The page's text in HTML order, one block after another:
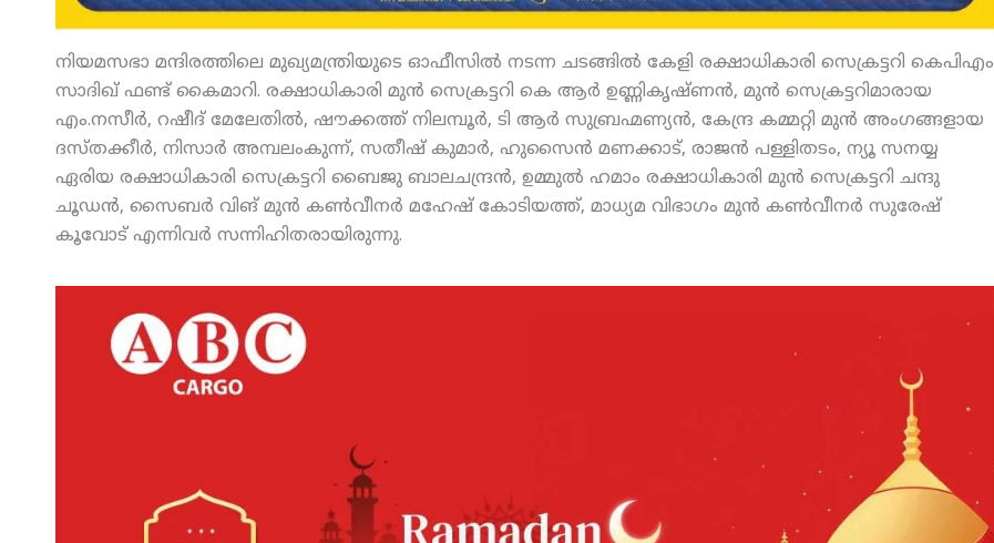
നിയമസഭാ മന്ദിരത്തിലെ മുഖ്യമന്ത്രിയുടെ ഓഫീസില്‍ നടന്ന ചടങ്ങില്‍ കേളി രക്ഷാധികാരി സെക്രട്ടറി കെപിഎം
സാദിഖ് ഫണ്ട് കൈമാറി. രക്ഷാധികാരി മുന്‍ സെക്രട്ടറി കെ ആര്‍ ഉണ്ണികൃഷ്ണന്‍, മുന്‍ സെക്രട്ടറിമാരായ
എം.നസീര്‍, റഷീദ് മേലേതില്‍, ഷൗക്കത്ത് നിലമ്പൂര്‍, ടി ആര്‍ സുബ്രഹ്മണ്യന്‍, കേന്ദ്ര കമ്മറ്റി മുന്‍ അംഗങ്ങളായ
ദസ്തക്കീര്‍, നിസാര്‍ അമ്പലംകുന്ന്, സതീഷ് കുമാര്‍, ഹുസൈന്‍ മണക്കാട്, രാജന്‍ പള്ളിതടം, ന്യൂ സനയ്യ
ഏരിയ രക്ഷാധികാരി സെക്രട്ടറി ബൈജു ബാലചന്ദ്രന്‍, ഉമ്മുല്‍ ഹമാം രക്ഷാധികാരി മുന്‍ സെക്രട്ടറി ചന്ദു
ചൂഡന്‍, സൈബര്‍ വിങ് മുന്‍ കണ്‍വീനര്‍ മഹേഷ് കോടിയത്ത്, മാധ്യമ വിഭാഗം മുന്‍ കണ്‍വീനര്‍ സുരേഷ്
കൂവോട് എന്നിവര്‍ സന്നിഹിതരായിരുന്നു.